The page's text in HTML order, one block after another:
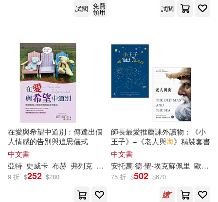
上海市經濟和信息化委員會(18)
唐川(18) 小野不由美(18)
尾田栄一郎(18) 崔鍾雷(18)
横宮七海(18)
陸楊(18)
上海市商務委員會(17)
劉正琪(17)
二十一世紀出版社(109)
慕客館(109)
生活‧讀書‧新知三聯書店(109)
上海書畫出版社(108)
作家出版社(105)
試閱 免費
領用
試閱
在愛與希望中道別：傳達出個
人情感的告別與追思儀式
中文書
亞特 史威卡 布赫 弗列克 弗烈克-波豪米莉斯基 德瑞克斯 柯許
9 折 $252 $280
師長最愛推薦課外讀物：《小
王子》+《老人與海》精裝套書
中文書
安托萬·德·聖-埃克蘇佩里 歐內斯特．海明威
75 折 $502 $670